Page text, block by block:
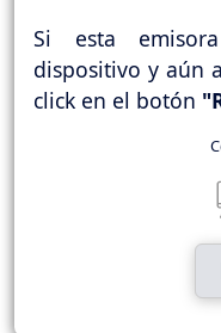
Si esta
dispositivo y aún
click en el botón